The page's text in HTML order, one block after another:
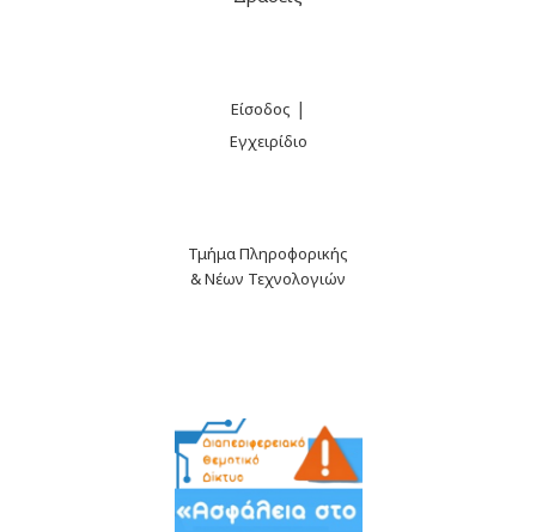
Είσοδος |
Εγχειρίδιο
Τμήμα Πληροφορικής
& Νέων Τεχνολογιών